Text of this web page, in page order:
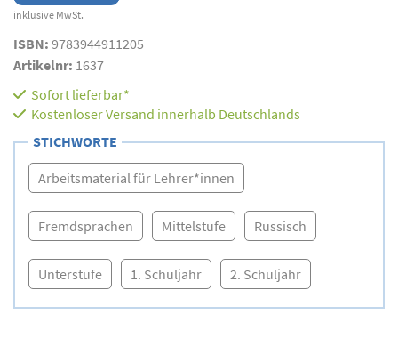
inklusive MwSt.
ISBN: 9783944911205
Artikelnr: 1637
Sofort lieferbar*
Kostenloser Versand innerhalb Deutschlands
STICHWORTE
Arbeitsmaterial für Lehrer*innen
Fremdsprachen Mittelstufe Russisch
Unterstufe 1. Schuljahr 2. Schuljahr